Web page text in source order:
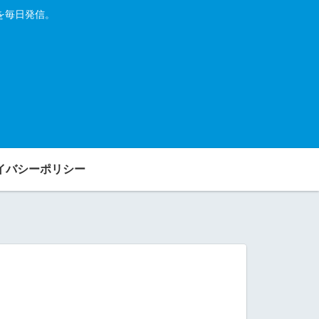
日発信。
バシーポリシー